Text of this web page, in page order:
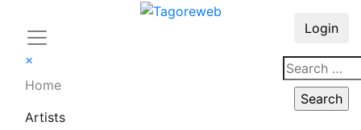
×
Home
Artists
Login